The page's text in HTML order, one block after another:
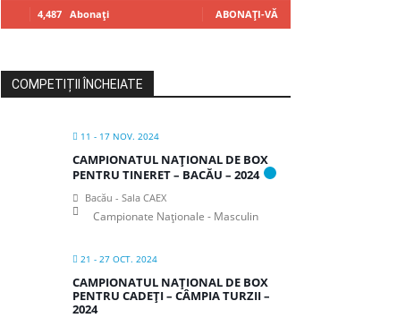
4,487 Abonați ABONAȚI-VĂ
COMPETIȚII ÎNCHEIATE
11 - 17 NOV. 2024
CAMPIONATUL NAȚIONAL DE BOX
PENTRU TINERET – BACĂU – 2024
Bacău - Sala CAEX
Campionate Naționale - Masculin
21 - 27 OCT. 2024
CAMPIONATUL NAȚIONAL DE BOX
PENTRU CADEȚI – CÂMPIA TURZII –
2024